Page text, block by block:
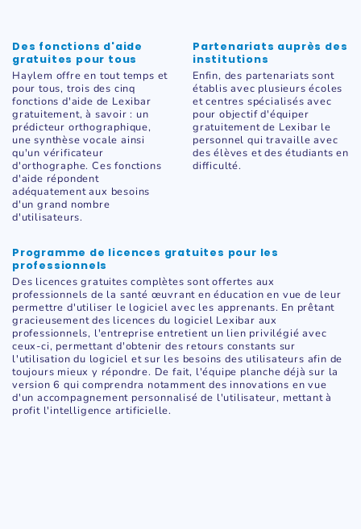
Des fonctions d'aide
gratuites pour tous
Haylem offre en tout temps et
pour tous, trois des cinq
fonctions d'aide de Lexibar
gratuitement, à savoir : un
prédicteur orthographique,
une synthèse vocale ainsi
qu'un vérificateur
d'orthographe. Ces fonctions
d'aide répondent
adéquatement aux besoins
d'un grand nombre
d'utilisateurs.
Partenariats auprès des
institutions
Enfin, des partenariats sont
établis avec plusieurs écoles
et centres spécialisés avec
pour objectif d'équiper
gratuitement de Lexibar le
personnel qui travaille avec
des élèves et des étudiants en
difficulté.
Programme de licences gratuites pour les
professionnels
Des licences gratuites complètes sont offertes aux
professionnels de la santé œuvrant en éducation en vue de leur
permettre d'utiliser le logiciel avec les apprenants. En prêtant
gracieusement des licences du logiciel Lexibar aux
professionnels, l'entreprise entretient un lien privilégié avec
ceux-ci, permettant d'obtenir des retours constants sur
l'utilisation du logiciel et sur les besoins des utilisateurs afin de
toujours mieux y répondre. De fait, l'équipe planche déjà sur la
version 6 qui comprendra notamment des innovations en vue
d'un accompagnement personnalisé de l'utilisateur, mettant à
profit l'intelligence artificielle.